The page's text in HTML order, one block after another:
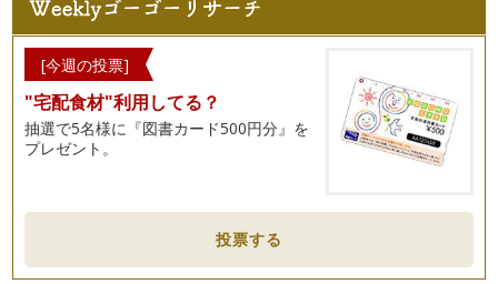
3歳児神話の呪縛から解放！
ワーキングマザーの皆さんに朗報です！！ ちょっと古い情報
なの…
育児と仕事を両立させるためのKeyPoint
育児休職から復職された皆さん。 復職おめでとうございま
す！！ …
[今週の投票]
"宅配食材"利用してる？
抽選で5名様に『図書カード500円分』を
プレゼント。
投票する